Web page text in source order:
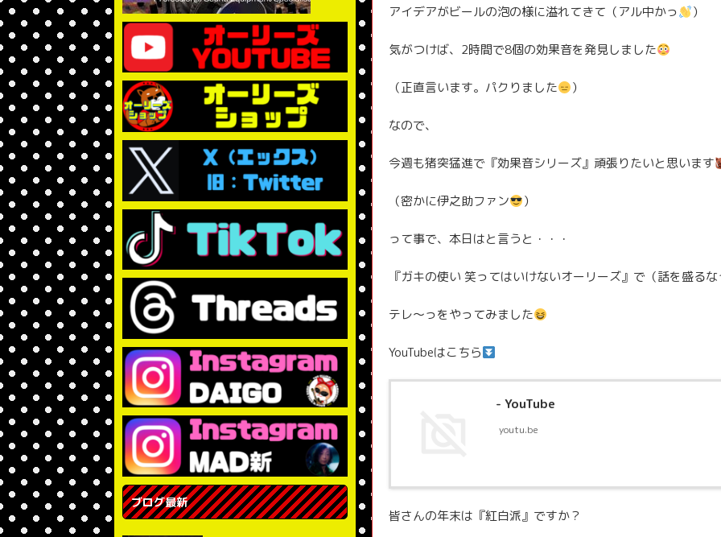
アイデアがビールの泡の様に溢れてきて（アル中かっ ）
気がつけば、2時間で8個の効果音を発見しました
（正直言います。パクりました ）
なので、
今週も猪突猛進で『効果音シリーズ』頑張りたいと思います
（密かに伊之助ファン ）
って事で、本日はと言うと・・・
『ガキの使い 笑ってはいけないオーリーズ』で（話を盛るな
テレ〜っをやってみました
YouTubeはこちら
- YouTube
youtu.be
皆さんの年末は『紅白派』ですか？
ブログ最新